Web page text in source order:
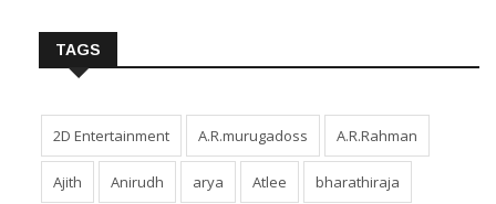
TAGS
2D Entertainment A.R.murugadoss A.R.Rahman
Ajith Anirudh arya Atlee bharathiraja